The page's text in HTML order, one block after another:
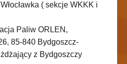
( sekcje WKKK i
Paliw ORLEN,
85-840 Bydgoszcz-
z Bydgoszczy